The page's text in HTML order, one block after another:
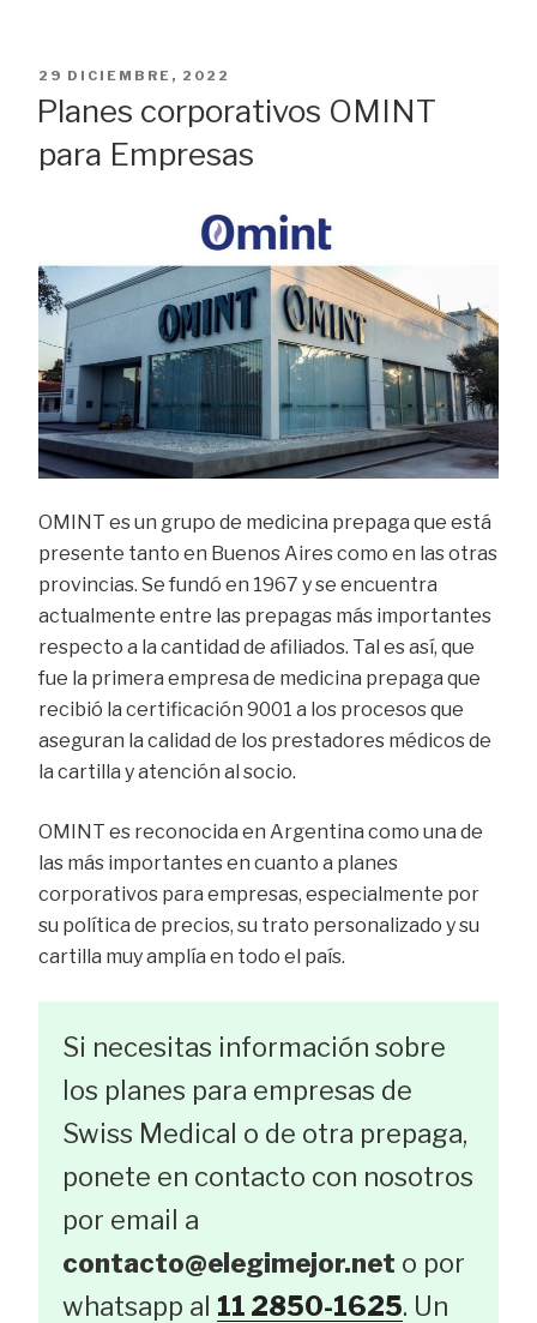
PUBLICADO
29 DICIEMBRE, 2022
Planes corporativos OMINT
para Empresas
OMINT es un grupo de medicina prepaga que está
presente tanto en Buenos Aires como en las otras
provincias. Se fundó en 1967 y se encuentra
actualmente entre las prepagas más importantes
respecto a la cantidad de afiliados. Tal es así, que
fue la primera empresa de medicina prepaga que
recibió la certificación 9001 a los procesos que
aseguran la calidad de los prestadores médicos de
la cartilla y atención al socio.
OMINT es reconocida en Argentina como una de
las más importantes en cuanto a planes
corporativos para empresas, especialmente por
su política de precios, su trato personalizado y su
cartilla muy amplía en todo el país.
Si necesitas información sobre
los planes para empresas de
Swiss Medical o de otra prepaga,
ponete en contacto con nosotros
por email a
contacto@elegimejor.net o por
whatsapp al 11 2850-1625. Un